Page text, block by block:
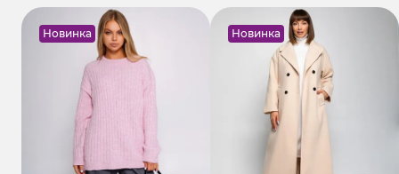
Новинка Новинка